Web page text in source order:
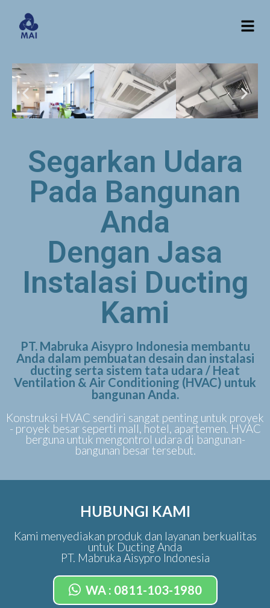
Segarkan Udara
Pada Bangunan
Anda
Dengan Jasa
Instalasi Ducting
Kami
PT. Mabruka Aisypro Indonesia membantu
Anda dalam pembuatan desain dan instalasi
ducting serta sistem tata udara / Heat
Ventilation & Air Conditioning (HVAC) untuk
bangunan Anda.
Konstruksi HVAC sendiri sangat penting untuk proyek
- proyek besar seperti mall, hotel, apartemen. HVAC
berguna untuk mengontrol udara di bangunan-
bangunan besar tersebut.
HUBUNGI KAMI
Kami menyediakan produk dan layanan berkualitas
untuk Ducting Anda
PT. Mabruka Aisypro Indonesia
WA : 0811-103-1980